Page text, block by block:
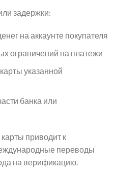
задержки:
на аккаунте покупателя
ограничений на платежи
указанной
банка или
приводит к
переводы
на верификацию.